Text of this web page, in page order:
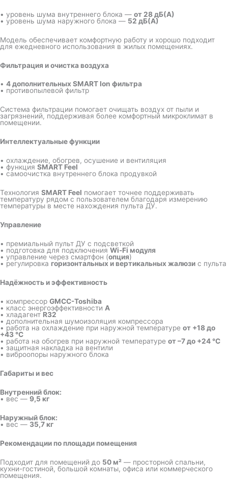
• уровень шума внутреннего блока — от 28 дБ(А)
• уровень шума наружного блока — 52 дБ(А)
Модель обеспечивает комфортную работу и хорошо подходит
для ежедневного использования в жилых помещениях.
Фильтрация и очистка воздуха
• 4 дополнительных SMART Ion фильтра
• противопылевой фильтр
Система фильтрации помогает очищать воздух от пыли и
загрязнений, поддерживая более комфортный микроклимат в
помещении.
Интеллектуальные функции
• охлаждение, обогрев, осушение и вентиляция
• функция SMART Feel
• самоочистка внутреннего блока продувкой
Технология SMART Feel помогает точнее поддерживать
температуру рядом с пользователем благодаря измерению
температуры в месте нахождения пульта ДУ.
Управление
• премиальный пульт ДУ с подсветкой
• подготовка для подключения Wi-Fi модуля
• управление через смартфон (опция)
• регулировка горизонтальных и вертикальных жалюзи с пульта
Надёжность и эффективность
• компрессор GMCC-Toshiba
• класс энергоэффективности A
• хладагент R32
• дополнительная шумоизоляция компрессора
• работа на охлаждение при наружной температуре от +18 до
+43 °C
• работа на обогрев при наружной температуре от –7 до +24 °C
• защитная накладка на вентили
• виброопоры наружного блока
Габариты и вес
Внутренний блок:
• вес — 9,5 кг
Наружный блок:
• вес — 35,7 кг
Рекомендации по площади помещения
Подходит для помещений до 50 м² — просторной спальни,
кухни-гостиной, большой комнаты, офиса или коммерческого
помещения.